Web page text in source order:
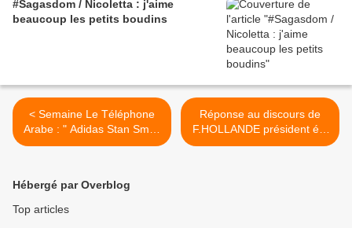
#Sagasdom / Nicoletta : j'aime
beaucoup les petits boudins
< Semaine Le Téléphone
Arabe : " Adidas Stan Smith
"
Réponse au discours de
F.HOLLANDE président élu
et certifié par le Conseil
Hébergé par Overblog
Top articles